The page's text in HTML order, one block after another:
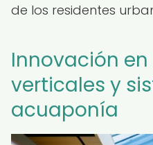
de los residentes
Innovación
verticales y
acuaponía